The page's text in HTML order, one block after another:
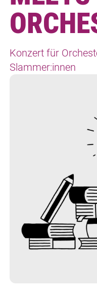
Konzert für
Slammer:innen